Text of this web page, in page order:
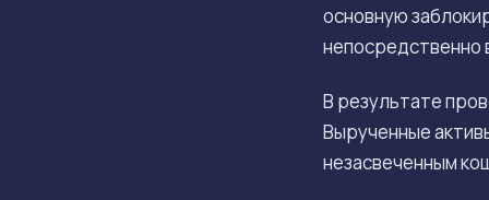
основную
непосредственно
В результате
Вырученные
незасвеченным